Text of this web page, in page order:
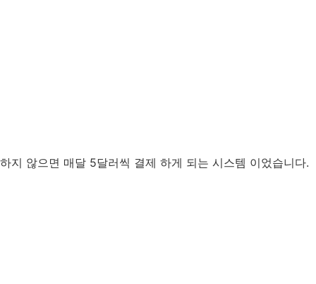
지 않으면 매달 5달러씩 결제 하게 되는 시스템 이었습니다.